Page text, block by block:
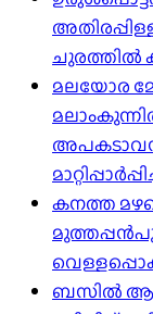
ചുരത്തില്‍
മലയോര
കനത്ത
ബസിൽ